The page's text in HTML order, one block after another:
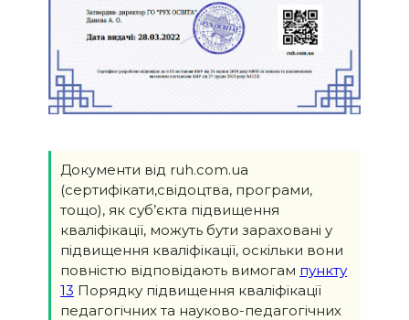
Документи від ruh.com.ua
(сертифікати,свідоцтва, програми,
тощо), як суб’єкта підвищення
кваліфікації, можуть бути зараховані у
підвищення кваліфікації, оскільки вони
повністю відповідають вимогам пункту
13 Порядку підвищення кваліфікації
педагогічних та науково-педагогічних